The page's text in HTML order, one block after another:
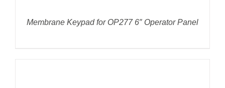
Membrane Keypad for OP277 6″ Operator Panel